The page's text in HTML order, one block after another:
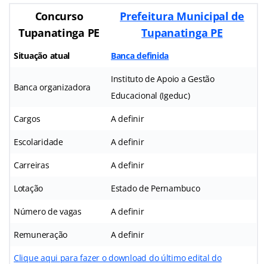
Concurso
Tupanatinga PE
Prefeitura Municipal de
Tupanatinga PE
Situação atual Banca definida
Banca organizadora
Instituto de Apoio a Gestão
Educacional (Igeduc)
Cargos A definir
Escolaridade A definir
Carreiras A definir
Lotação Estado de Pernambuco
Número de vagas A definir
Remuneração A definir
Clique aqui para fazer o download do último edital do